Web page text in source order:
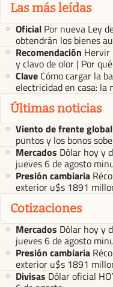
Las más leídas
Oficial Por nueva Ley
obtendrán los bienes
Recomendación Hervir
y clavo de olor | Por
Clave Cómo cargar la
electricidad en casa: la
Últimas noticias
Viento de frente global
puntos y los bonos
Mercados Dólar hoy y
jueves 6 de agosto
Presión cambiaria
exterior u$s 1891
Cotizaciones
Mercados Dólar hoy y
jueves 6 de agosto
Presión cambiaria
exterior u$s 1891
Divisas Dólar oficial